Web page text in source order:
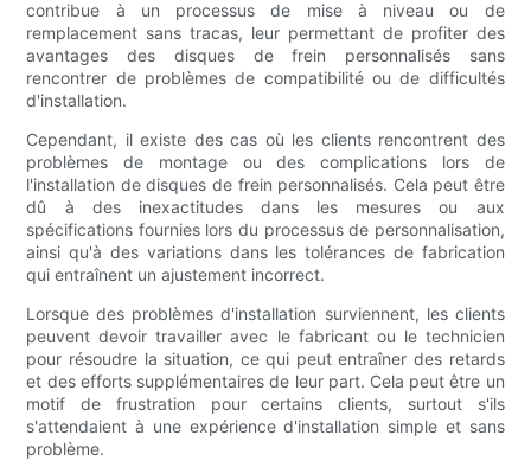
contribue à un processus de mise à niveau ou de
remplacement sans tracas, leur permettant de profiter des
avantages des disques de frein personnalisés sans
rencontrer de problèmes de compatibilité ou de difficultés
d'installation.
Cependant, il existe des cas où les clients rencontrent des
problèmes de montage ou des complications lors de
l'installation de disques de frein personnalisés. Cela peut être
dû à des inexactitudes dans les mesures ou aux
spécifications fournies lors du processus de personnalisation,
ainsi qu'à des variations dans les tolérances de fabrication
qui entraînent un ajustement incorrect.
Lorsque des problèmes d'installation surviennent, les clients
peuvent devoir travailler avec le fabricant ou le technicien
pour résoudre la situation, ce qui peut entraîner des retards
et des efforts supplémentaires de leur part. Cela peut être un
motif de frustration pour certains clients, surtout s'ils
s'attendaient à une expérience d'installation simple et sans
problème.